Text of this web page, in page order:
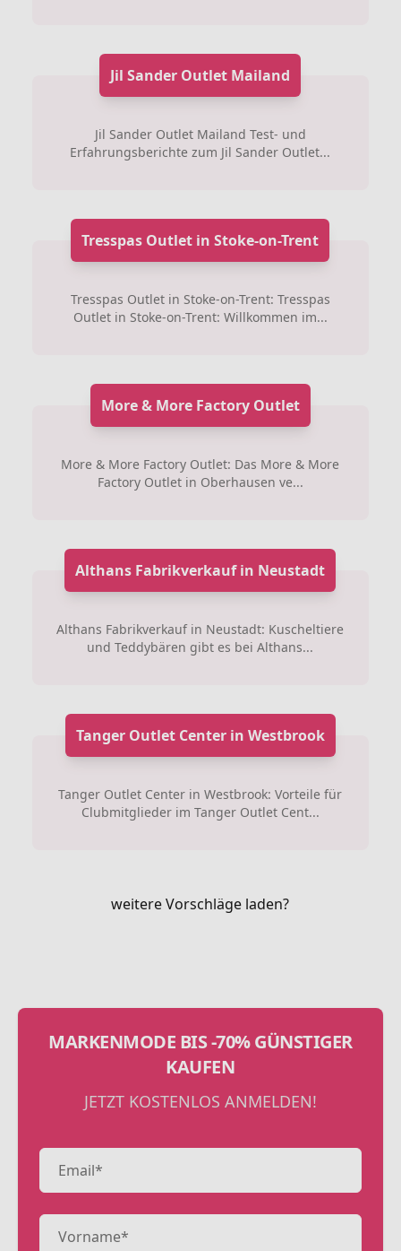
Jil Sander Outlet Mailand
Jil Sander Outlet Mailand Test- und
Erfahrungsberichte zum Jil Sander Outlet...
Tresspas Outlet in Stoke-on-Trent
Tresspas Outlet in Stoke-on-Trent: Tresspas
Outlet in Stoke-on-Trent: Willkommen im...
More & More Factory Outlet
More & More Factory Outlet: Das More & More
Factory Outlet in Oberhausen ve...
Althans Fabrikverkauf in Neustadt
Althans Fabrikverkauf in Neustadt: Kuscheltiere
und Teddybären gibt es bei Althans...
Tanger Outlet Center in Westbrook
Tanger Outlet Center in Westbrook: Vorteile für
Clubmitglieder im Tanger Outlet Cent...
weitere Vorschläge laden?
MARKENMODE BIS -70% GÜNSTIGER
KAUFEN
JETZT KOSTENLOS ANMELDEN!